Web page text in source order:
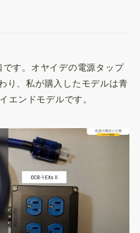
す。オヤイデの電源タップ
り、私が購入したモデルは青
エンドモデルです。